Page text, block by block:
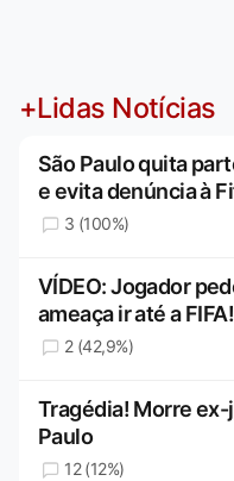
+Lidas Notícias
São Paulo quita
e evita denúncia à
3 (100%)
VÍDEO: Jogador
ameaça ir até a
2 (42,9%)
Tragédia! Morre ex-
Paulo
12 (12%)